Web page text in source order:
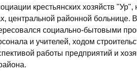
крестьянских хозяйств "Ур",
центральной районной больнице.
социально-бытовыми
и учителей, ходом
работы предприятий и